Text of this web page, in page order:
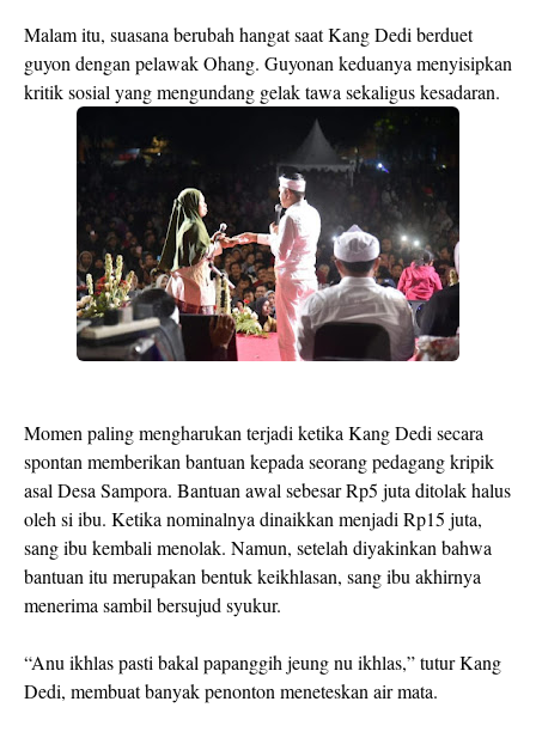
Malam itu, suasana berubah hangat saat Kang Dedi berduet
guyon dengan pelawak Ohang. Guyonan keduanya menyisipkan
kritik sosial yang mengundang gelak tawa sekaligus kesadaran.
Momen paling mengharukan terjadi ketika Kang Dedi secara
spontan memberikan bantuan kepada seorang pedagang kripik
asal Desa Sampora. Bantuan awal sebesar Rp5 juta ditolak halus
oleh si ibu. Ketika nominalnya dinaikkan menjadi Rp15 juta,
sang ibu kembali menolak. Namun, setelah diyakinkan bahwa
bantuan itu merupakan bentuk keikhlasan, sang ibu akhirnya
menerima sambil bersujud syukur.
“Anu ikhlas pasti bakal papanggih jeung nu ikhlas,” tutur Kang
Dedi, membuat banyak penonton meneteskan air mata.